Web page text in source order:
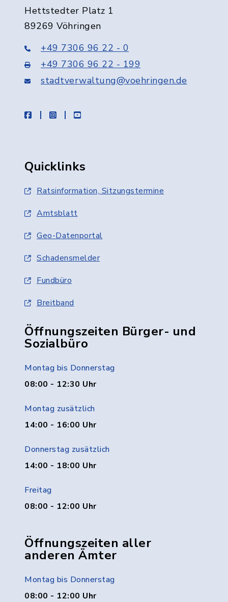
Hettstedter Platz 1
89269 Vöhringen
+49 7306 96 22 - 0
+49 7306 96 22 - 199
stadtverwaltung@voehringen.de
facebookinstagramyoutube
Quicklinks
Ratsinformation, Sitzungstermine
Amtsblatt
Geo-Datenportal
Schadensmelder
Fundbüro
Breitband
Öffnungszeiten Bürger- und
Sozialbüro
Montag bis Donnerstag
08:00 - 12:30 Uhr
Montag zusätzlich
14:00 - 16:00 Uhr
Donnerstag zusätzlich
14:00 - 18:00 Uhr
Freitag
08:00 - 12:00 Uhr
Öffnungszeiten aller
anderen Ämter
Montag bis Donnerstag
08:00 - 12:00 Uhr